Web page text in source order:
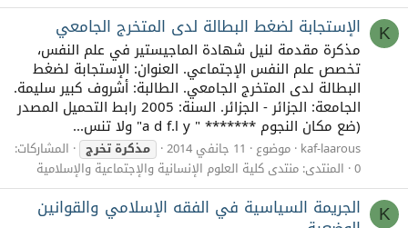
K الإستجابة لضغط البطالة لدى المتخرج الجامعي
مذكرة مقدمة لنيل شهادة الماجيستير في علم النفس،
تخصص علم النفس الإجتماعي. العنوان: الإستجابة لضغط
البطالة لدى المتخرج الجامعي. الطالبة: أشروف كبير سليمة.
الجامعة: الجزائر - الجزائر. السنة: 2005 رابط التحميل المصدر
(ضع مكان النجوم ******* " a d f.l y" ولا تنس...
kaf-laarous موضوع 11 جانفي 2014 مذكرةتخرج
المشاركات:
0 المنتدى: منتدى كلية العلوم الإنسانية والإجتماعية والإسلامية
K الجريمة السياسية في الفقه الإسلامي والقوانين